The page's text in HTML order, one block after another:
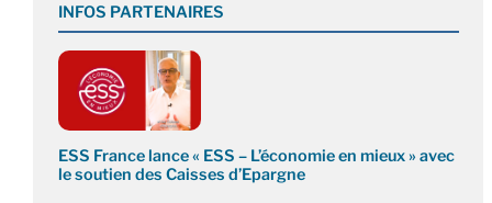
INFOS PARTENAIRES
ESS France lance « ESS – L’économie en mieux » avec
le soutien des Caisses d’Epargne